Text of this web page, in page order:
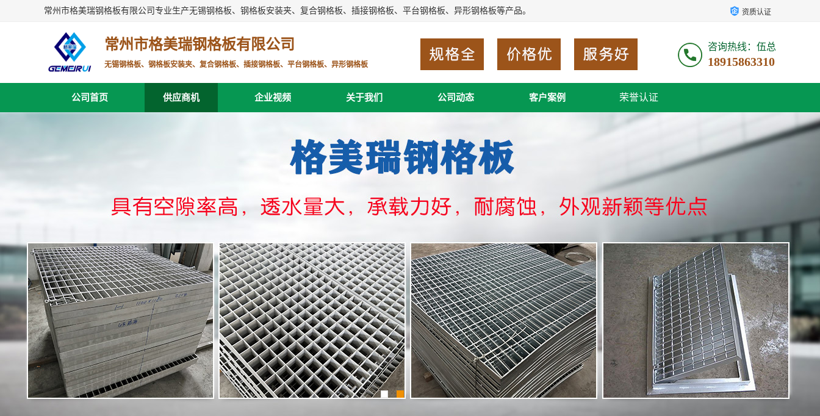
常州市格美瑞钢格板有限公司专业生产无锡钢格板、钢格板安装夹、复合钢格板、插接钢格板、平台钢格板、异形钢格板等产品。 资质认证
常州市格美瑞钢格板有限公司
无锡钢格板、钢格板安装夹、复合钢格板、插接钢格板、平台钢格板、异形钢格板
咨询热线：伍总
18915863310
公司首页 供应商机 企业视频 关于我们 公司动态 客户案例 荣誉认证